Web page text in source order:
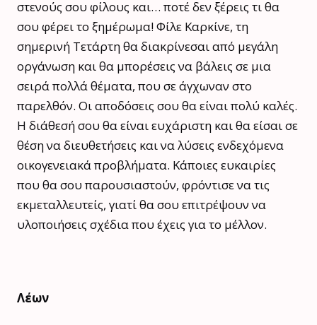
στενούς σου φίλους και… ποτέ δεν ξέρεις τι θα
σου φέρει το ξημέρωμα! Φίλε Καρκίνε, τη
σημερινή Τετάρτη θα διακρίνεσαι από μεγάλη
οργάνωση και θα μπορέσεις να βάλεις σε μια
σειρά πολλά θέματα, που σε άγχωναν στο
παρελθόν. Οι αποδόσεις σου θα είναι πολύ καλές.
Η διάθεσή σου θα είναι ευχάριστη και θα είσαι σε
θέση να διευθετήσεις και να λύσεις ενδεχόμενα
οικογενειακά προβλήματα. Κάποιες ευκαιρίες
που θα σου παρουσιαστούν, φρόντισε να τις
εκμεταλλευτείς, γιατί θα σου επιτρέψουν να
υλοποιήσεις σχέδια που έχεις για το μέλλον.
Λέων